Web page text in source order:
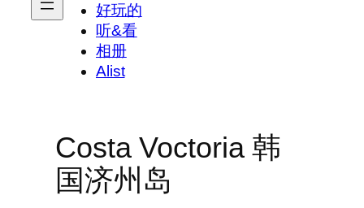
好玩的
听&看
相册
Alist
Costa Voctoria 韩
国济州岛